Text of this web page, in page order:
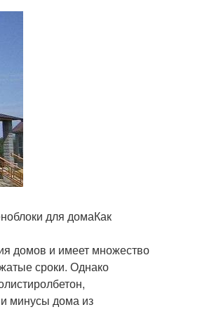
для домаКак
домов и имеет множество
сроки. Однако
минусы дома из